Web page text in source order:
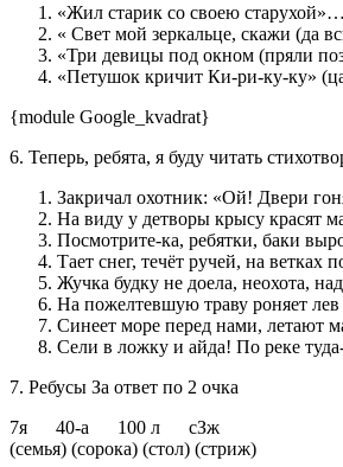
«Жил старик со своею
« Свет мой зеркальце, скажи (да
«Три девицы под окном (пряли
«Петушок кричит Ки-ри-ку-ку»
{module Google_kvadrat}
6. Теперь, ребята, я буду читать
Закричал охотник: «Ой! Двери
На виду у детворы крысу красят
Посмотрите-ка, ребятки, баки
Тает снег, течёт ручей, на ветках
Жучка будку не доела, неохота,
На пожелтевшую траву роняет
Синеет море перед нами, летают
Сели в ложку и айда! По реке
7. Ребусы За ответ по 2 очка
7я 40-а 100 л сЗж
(семья) (сорока) (стол) (стриж)